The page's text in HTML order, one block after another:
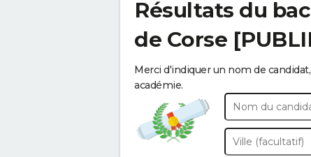
Résultats du
de Corse
Merci d'indiquer un nom de
académie.